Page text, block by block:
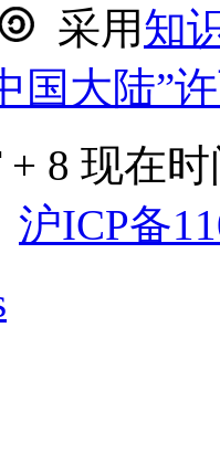
采用知
国大陆”
8 现在
沪ICP备